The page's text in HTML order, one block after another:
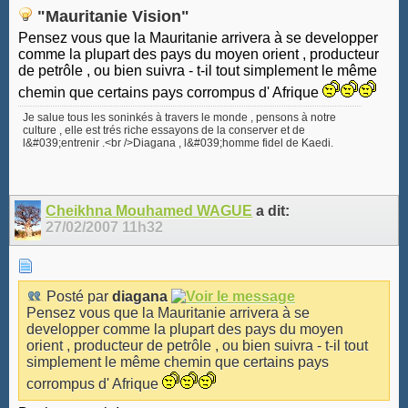
"Mauritanie Vision"
Pensez vous que la Mauritanie arrivera à se developper
comme la plupart des pays du moyen orient , producteur
de petrôle , ou bien suivra - t-il tout simplement le même
chemin que certains pays corrompus d' Afrique
Je salue tous les soninkés à travers le monde , pensons à notre
culture , elle est trés riche essayons de la conserver et de
l&#039;entrenir .<br />Diagana , l&#039;homme fidel de Kaedi.
Cheikhna Mouhamed WAGUE a dit:
27/02/2007 11h32
Posté par diagana
Pensez vous que la Mauritanie arrivera à se
developper comme la plupart des pays du moyen
orient , producteur de petrôle , ou bien suivra - t-il tout
simplement le même chemin que certains pays
corrompus d' Afrique